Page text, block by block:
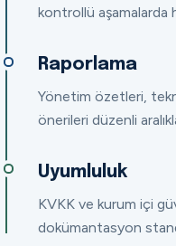
kontrollü aşamalarda
Raporlama
Yönetim özetleri,
önerileri düzenli
Uyumluluk
KVKK ve kurum içi
dokümantasyon